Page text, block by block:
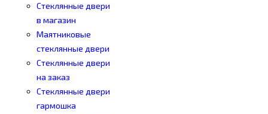
Стеклянные двери
в магазин
Маятниковые
стеклянные двери
Стеклянные двери
на заказ
Стеклянные двери
гармошка